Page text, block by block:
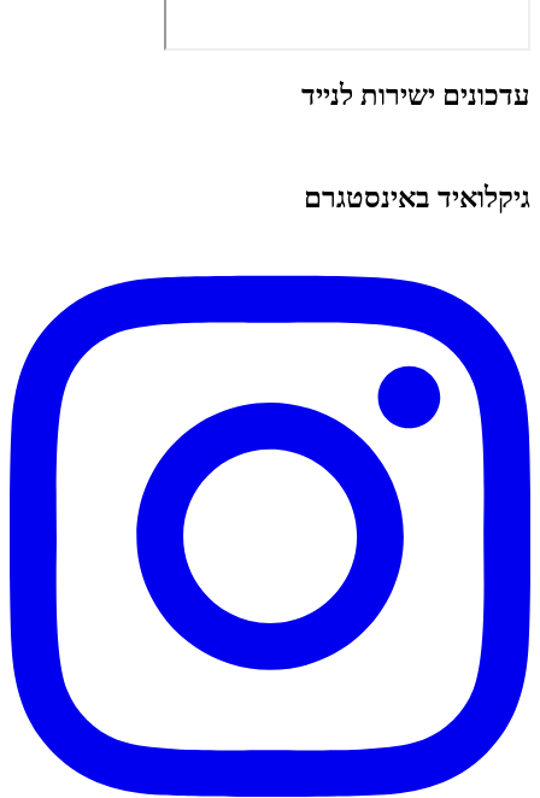
עדכונים ישירות לנייד
גיקלואיד באינסטגרם